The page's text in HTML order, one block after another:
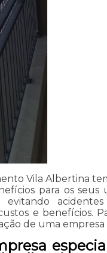
Vila Albertina
para os seus
acidentes
e benefícios.
de uma empresa